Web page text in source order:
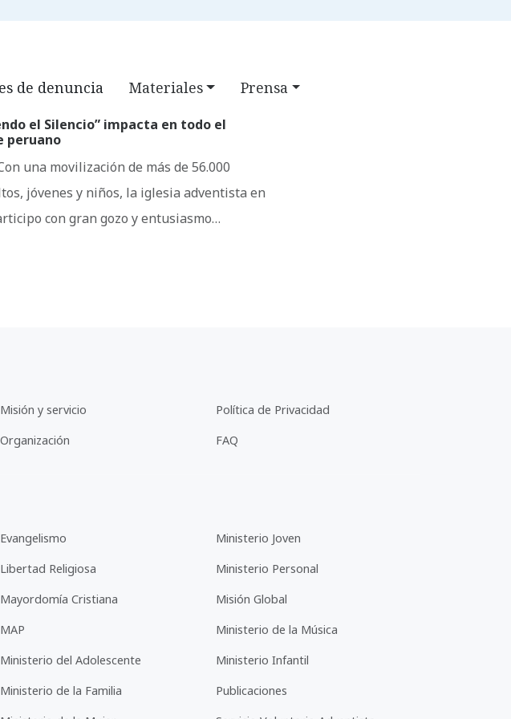
de denuncia Materiales Prensa
el Silencio” impacta en todo el
peruano
una movilización de más de 56.000
jóvenes y niños, la iglesia adventista en
con gran gozo y entusiasmo…
Misión y servicio
Organización
Política de Privacidad
FAQ
Evangelismo
Libertad Religiosa
Mayordomía Cristiana
MAP
Ministerio del Adolescente
Ministerio de la Familia
Ministerio Joven
Ministerio Personal
Misión Global
Ministerio de la Música
Ministerio Infantil
Publicaciones